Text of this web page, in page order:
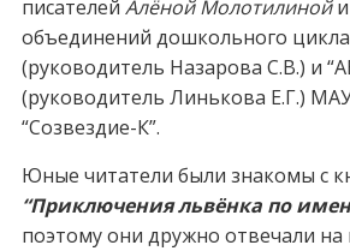
писателей Алёной Молотилинойи
объединений дошкольного
(руководитель Назарова С.В.) и
(руководитель Линькова Е.Г.)
“Созвездие-К”.
Юные читатели были знакомы с
“Приключения львёнка по
поэтому они дружно отвечали на